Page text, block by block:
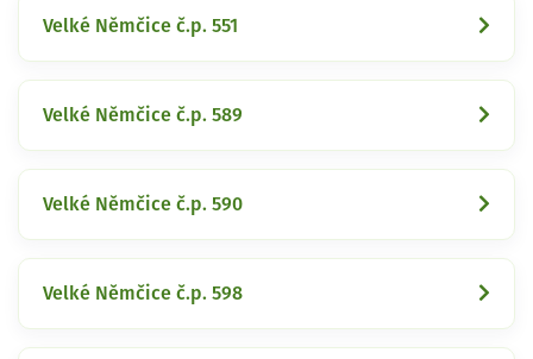
Velké Němčice č.p. 551
Velké Němčice č.p. 589
Velké Němčice č.p. 590
Velké Němčice č.p. 598